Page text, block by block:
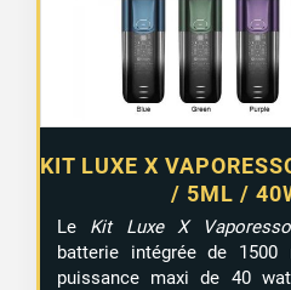
KIT LUXE X
/ 5ML /
Le Kit Luxe X Vaporesso
batterie intégrée de 1500
puissance maxi de 40